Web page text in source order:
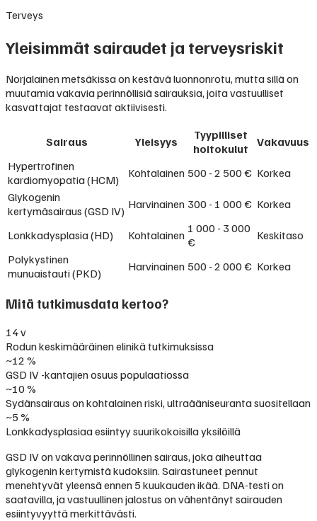
Terveys
Yleisimmät sairaudet ja terveysriskit
Norjalainen metsäkissa on kestävä luonnonrotu, mutta sillä on
muutamia vakavia perinnöllisiä sairauksia, joita vastuulliset
kasvattajat testaavat aktiivisesti.
Sairaus Yleisyys
Tyypilliset
hoitokulut
Vakavuus
Hypertrofinen
kardiomyopatia (HCM)
Kohtalainen 500 - 2 500 € Korkea
Glykogenin
kertymäsairaus (GSD IV) Harvinainen 300 - 1 000 € Korkea
Lonkkadysplasia (HD) Kohtalainen 1 000 - 3 000
€
Keskitaso
Polykystinen
munuaistauti (PKD)
Harvinainen 500 - 2 000 € Korkea
Mitä tutkimusdata kertoo?
14 v
Rodun keskimääräinen elinikä tutkimuksissa
~12 %
GSD IV -kantajien osuus populaatiossa
~10 %
Sydänsairaus on kohtalainen riski, ultraääniseuranta suositellaan
~5 %
Lonkkadysplasiaa esiintyy suurikokoisilla yksilöillä
GSD IV on vakava perinnöllinen sairaus, joka aiheuttaa
glykogenin kertymistä kudoksiin. Sairastuneet pennut
menehtyvät yleensä ennen 5 kuukauden ikää. DNA-testi on
saatavilla, ja vastuullinen jalostus on vähentänyt sairauden
esiintyvyyttä merkittävästi.